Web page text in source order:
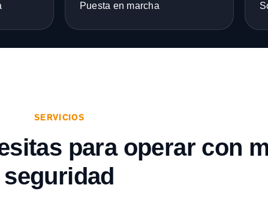
Puesta en marcha
SERVICIOS
para operar con
seguridad